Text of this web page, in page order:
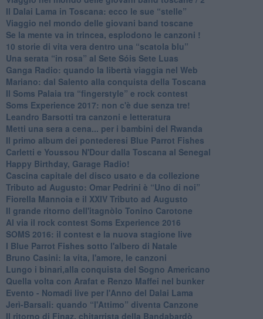
Il Dalai Lama in Toscana: ecco le sue “stelle”
Viaggio nel mondo delle giovani band toscane
Se la mente va in trincea, esplodono le canzoni !
​10 storie di vita vera dentro una “scatola blu”
​Una serata “in rosa” al Sete Sóis Sete Luas
Ganga Radio: quando la libertà viaggia nel Web
Mariano: dal Salento alla conquista della Toscana
​Il Soms Palaia tra “fingerstyle” e rock contest
Soms Experience 2017: non c'è due senza tre!
​Leandro Barsotti tra canzoni e letteratura
​Metti una sera a cena... per i bambini del Rwanda
​Il primo album dei pontederesi Blue Parrot Fishes
Carletti e Youssou N'Dour dalla Toscana al Senegal
Happy Birthday, Garage Radio!
​Cascina capitale del disco usato e da collezione
Tributo ad Augusto: Omar Pedrini è “Uno di noi”
​Fiorella Mannoia e il XXIV Tributo ad Augusto
Il grande ritorno dell'itagnòlo Tonino Carotone
​Al via il rock contest Soms Experience 2016
​SOMS 2016: il contest e la nuova stagione live
I Blue Parrot Fishes sotto l'albero di Natale
Bruno Casini: la vita, l'amore, le canzoni
​Lungo i binari,alla conquista del Sogno Americano
​Quella volta con Arafat e Renzo Maffei nel bunker
​Evento - Nomadi live per l'Anno del Dalai Lama
Jerì-Barsali: quando “l'Attimo” diventa Canzone
Il ritorno di Finaz, chitarrista della Bandabardò